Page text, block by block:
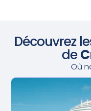
Découvrez
de
Où